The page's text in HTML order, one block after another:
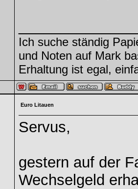
Ich suche ständig
und Noten auf Mark
Erhaltung ist egal,
Euro Litauen
Servus,
gestern auf der
Wechselgeld